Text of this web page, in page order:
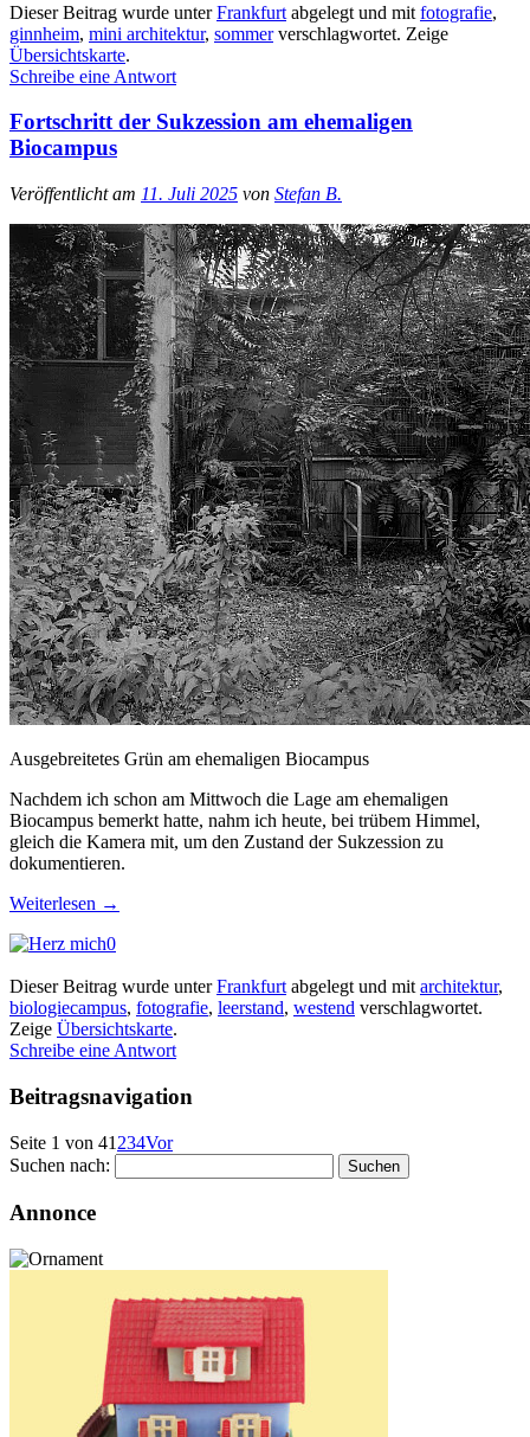
Dieser Beitrag wurde unterFrankfurt abgelegt und mit fotografie,
ginnheim, mini architektur, sommerverschlagwortet. Zeige
Übersichtskarte.
Schreibe eine Antwort
Fortschritt der Sukzession am ehemaligen
Biocampus
Veröffentlicht am 11. Juli 2025 von Stefan B.
Ausgebreitetes Grün am ehemaligen Biocampus
Nachdem ich schon am Mittwoch die Lage am ehemaligen
Biocampus bemerkt hatte, nahm ich heute, bei trübem Himmel,
gleich die Kamera mit, um den Zustand der Sukzession zu
dokumentieren.
Weiterlesen →
0
Dieser Beitrag wurde unterFrankfurt abgelegt und mit architektur,
biologiecampus, fotografie, leerstand, westend verschlagwortet.
Zeige Übersichtskarte.
Schreibe eine Antwort
Beitragsnavigation
Seite 1 von 41 234Vor
Suchen nach:
Annonce